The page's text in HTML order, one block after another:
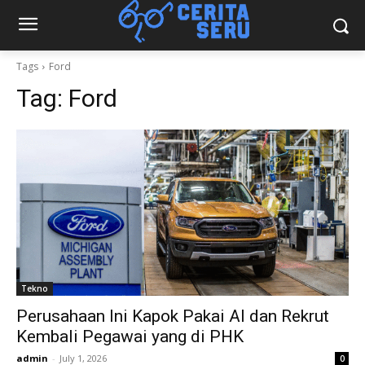
Tags Ford
Tag: Ford
Tekno
Perusahaan Ini Kapok Pakai AI dan Rekrut
Kembali Pegawai yang di PHK
admin - July 1, 2026 0